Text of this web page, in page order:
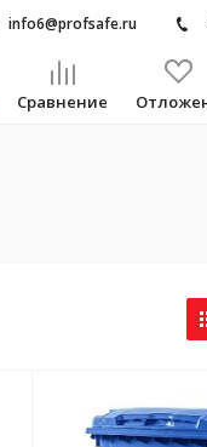
info6@profsafe.ru
Сравнение